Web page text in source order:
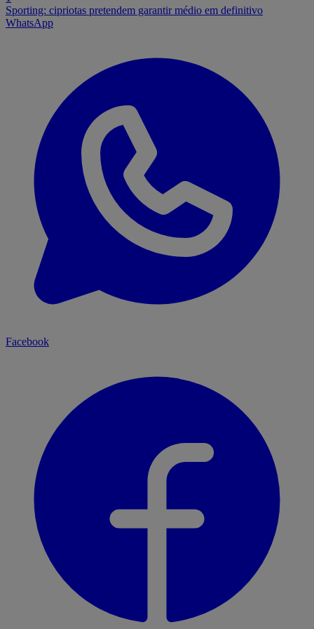
Sporting: cipriotas pretendem garantir médio em definitivo
WhatsApp
Facebook